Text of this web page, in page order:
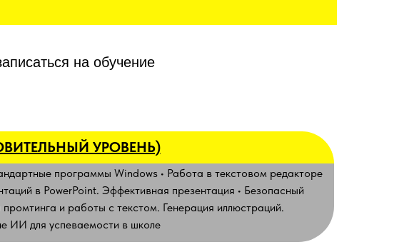
на обучение
программы Windows • Работа в текстовом редакторе
в PowerPoint. Эффективная презентация • Безопасный
и работы с текстом. Генерация иллюстраций.
ИИ для успеваемости в школе
УРОВЕНЬ)